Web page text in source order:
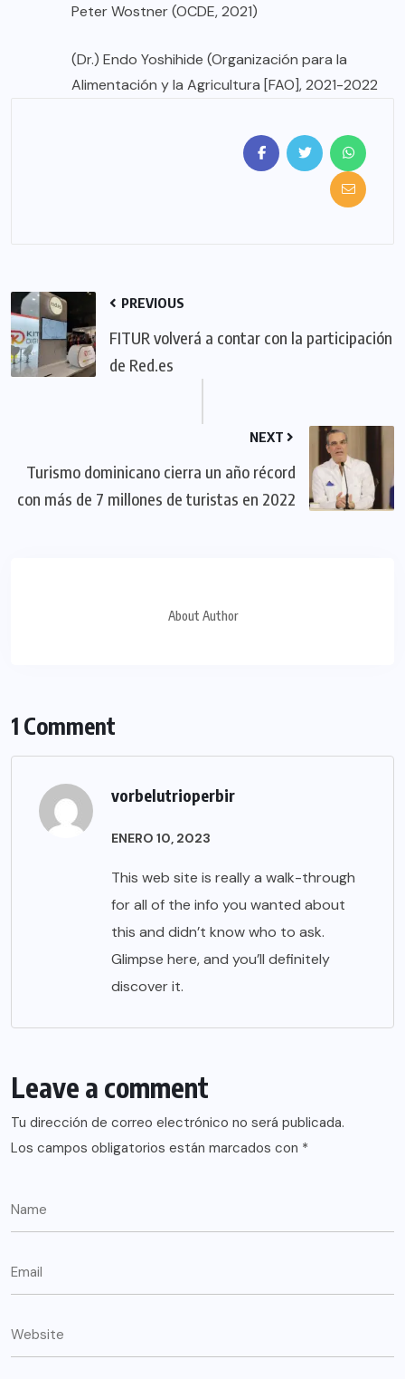
Peter Wostner (OCDE, 2021)
(Dr.) Endo Yoshihide (Organización para la
Alimentación y la Agricultura [FAO], 2021-2022
PREVIOUS
FITUR volverá a contar con la participación
de Red.es
NEXT
Turismo dominicano cierra un año récord
con más de 7 millones de turistas en 2022
About Author
1 Comment
vorbelutrioperbir
ENERO 10, 2023
This web site is really a walk-through
for all of the info you wanted about
this and didn’t know who to ask.
Glimpse here, and you’ll definitely
discover it.
Leave a comment
Tu dirección de correo electrónico no será publicada.
Los campos obligatorios están marcados con *